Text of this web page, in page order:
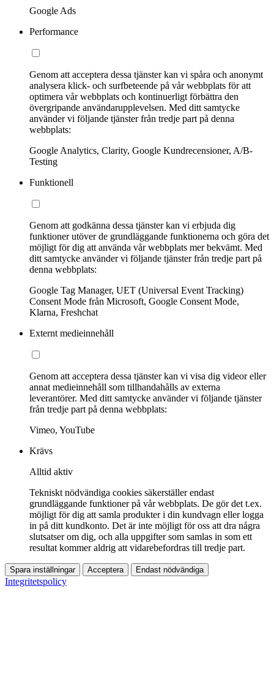
Google Ads
Performance
Genom att acceptera dessa tjänster kan vi spåra och anonymt
analysera klick- och surfbeteende på vår webbplats för att
optimera vår webbplats och kontinuerligt förbättra den
övergripande användarupplevelsen. Med ditt samtycke
använder vi följande tjänster från tredje part på denna
webbplats:
Google Analytics, Clarity, Google Kundrecensioner, A/B-
Testing
Funktionell
Genom att godkänna dessa tjänster kan vi erbjuda dig
funktioner utöver de grundläggande funktionerna och göra det
möjligt för dig att använda vår webbplats mer bekvämt. Med
ditt samtycke använder vi följande tjänster från tredje part på
denna webbplats:
Google Tag Manager, UET (Universal Event Tracking)
Consent Mode från Microsoft, Google Consent Mode,
Klarna, Freshchat
Externt medieinnehåll
Genom att acceptera dessa tjänster kan vi visa dig videor eller
annat medieinnehåll som tillhandahålls av externa
leverantörer. Med ditt samtycke använder vi följande tjänster
från tredje part på denna webbplats:
Vimeo, YouTube
Krävs
Alltid aktiv
Tekniskt nödvändiga cookies säkerställer endast
grundläggande funktioner på vår webbplats. De gör det t.ex.
möjligt för dig att samla produkter i din kundvagn eller logga
in på ditt kundkonto. Det är inte möjligt för oss att dra några
slutsatser om dig, och alla uppgifter som samlas in som ett
resultat kommer aldrig att vidarebefordras till tredje part.
Spara inställningar Acceptera Endast nödvändiga
Integritetspolicy